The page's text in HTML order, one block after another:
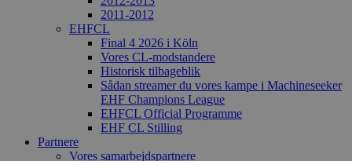
2011-2012
EHFCL
Final 4 2026 i Köln
Vores CL-modstandere
Historisk tilbageblik
Sådan streamer du vores kampe i Machineseeker
EHF Champions League
EHFCL Official Programme
EHF CL Stilling
Partnere
Vores samarbejdspartnere